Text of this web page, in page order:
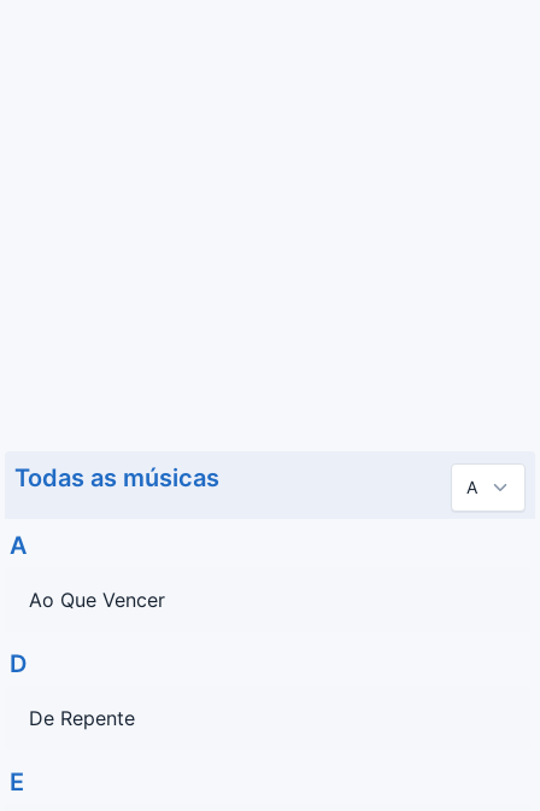
Todas as músicas
A
Ao Que Vencer
D
De Repente
E